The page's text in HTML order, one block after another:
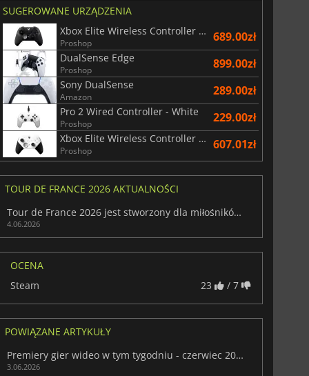
SUGEROWANE URZĄDZENIA
Xbox Elite Wireless Controller Series 2 - Black
Proshop 689.00zł
DualSense Edge
Proshop 899.00zł
Sony DualSense
Amazon 289.00zł
Pro 2 Wired Controller - White
Proshop 229.00zł
Xbox Elite Wireless Controller Series 2 - White
Proshop 607.01zł
TOUR DE FRANCE 2026 AKTUALNOŚCI
Tour de France 2026 jest stworzony dla miłośników kolarstwa i emocji
4.06.2026
OCENA
Steam
23 / 7
POWIĄZANE ARTYKUŁY
Premiery gier wideo w tym tygodniu - czerwiec 2026 (tydzień 23)
3.06.2026